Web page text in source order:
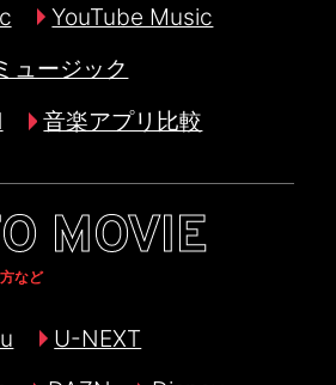
YouTube Music
ュージック
音楽アプリ比較
MOVIE
など
U-NEXT